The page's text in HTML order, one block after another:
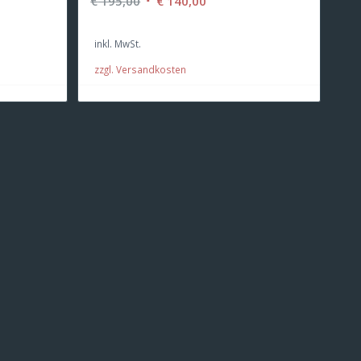
inkl. MwSt.
zzgl. Versandkosten